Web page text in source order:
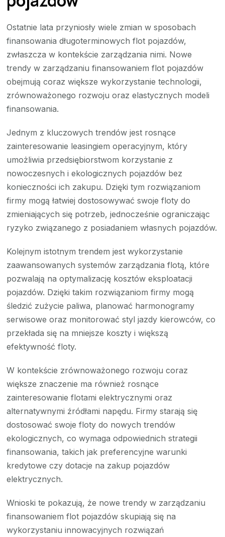
Ostatnie lata przyniosły wiele zmian w sposobach
finansowania długoterminowych flot pojazdów,
zwłaszcza w kontekście zarządzania nimi. Nowe
trendy w zarządzaniu finansowaniem flot pojazdów
obejmują coraz większe wykorzystanie technologii,
zrównoważonego rozwoju oraz elastycznych modeli
finansowania.
Jednym z kluczowych trendów jest rosnące
zainteresowanie leasingiem operacyjnym, który
umożliwia przedsiębiorstwom korzystanie z
nowoczesnych i ekologicznych pojazdów bez
konieczności ich zakupu. Dzięki tym rozwiązaniom
firmy mogą łatwiej dostosowywać swoje floty do
zmieniających się potrzeb, jednocześnie ograniczając
ryzyko związanego z posiadaniem własnych pojazdów.
Kolejnym istotnym trendem jest wykorzystanie
zaawansowanych systemów zarządzania flotą, które
pozwalają na optymalizację kosztów eksploatacji
pojazdów. Dzięki takim rozwiązaniom firmy mogą
śledzić zużycie paliwa, planować harmonogramy
serwisowe oraz monitorować styl jazdy kierowców, co
przekłada się na mniejsze koszty i większą
efektywność floty.
W kontekście zrównoważonego rozwoju coraz
większe znaczenie ma również rosnące
zainteresowanie flotami elektrycznymi oraz
alternatywnymi źródłami napędu. Firmy starają się
dostosować swoje floty do nowych trendów
ekologicznych, co wymaga odpowiednich strategii
finansowania, takich jak preferencyjne warunki
kredytowe czy dotacje na zakup pojazdów
elektrycznych.
Wnioski te pokazują, że nowe trendy w zarządzaniu
finansowaniem flot pojazdów skupiają się na
wykorzystaniu innowacyjnych rozwiązań